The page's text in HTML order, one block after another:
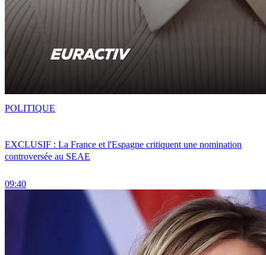
EXCLUSIF : La France et l'Espagne critiquent une nomination
controversée au SEAE
09:40
POLITIQUE